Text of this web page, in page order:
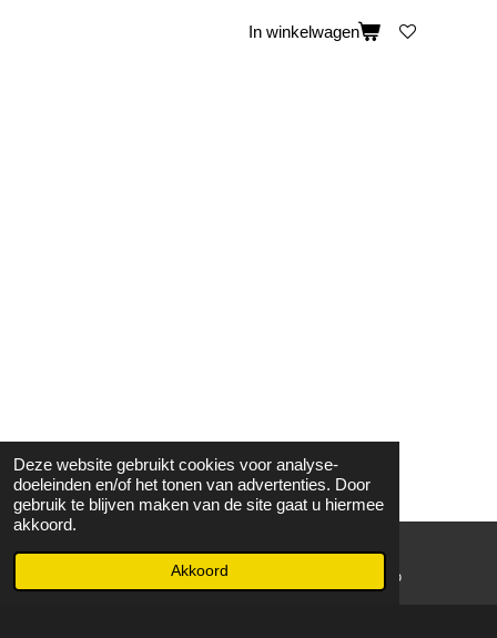
Deze website gebruikt cookies voor analyse-
doeleinden en/of het tonen van advertenties. Door
gebruik te blijven maken van de site gaat u hiermee
akkoord.
Akkoord
In winkelwagen
WhatsApp